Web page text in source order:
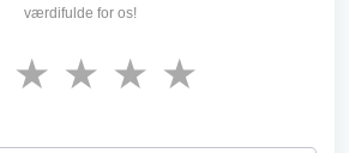
værdifulde for os!
★
★
★
★